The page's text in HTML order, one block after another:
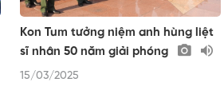
Kon Tum tưởng niệm anh hùng liệt
sĩ nhân 50 năm giải phóng
15/03/2025